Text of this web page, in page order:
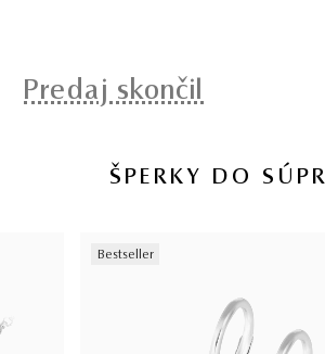
Predaj skončil
ŠPERKY DO
Bestseller